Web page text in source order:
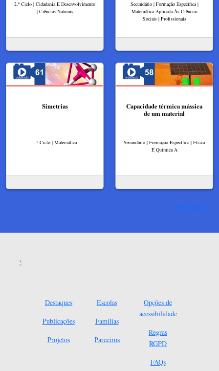
2.º Ciclo | Cidadania E Desenvolvimento
| Ciências Naturais
Secundário | Formação Específica |
Matemática Aplicada Às Ciências
Sociais | Profissionais
Simetrias
1.º Ciclo | Matemática
Capacidade térmica mássica
de um material
Secundário | Formação Específica | Física
E Química A
Ver mais
Destaques
Publicações
Projetos
Escolas
Famílias
Parceiros
Opções de
acessibilidade
Regras
RGPD
FAQs